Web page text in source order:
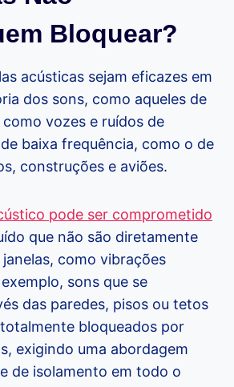
Bloquear?
acústicas sejam eficazes em
dos sons, como aqueles de
vozes e ruídos de
baixa frequência, como o de
construções e aviões.
pode ser comprometido
que não são diretamente
como vibrações
sons que se
das paredes, pisos ou tetos
bloqueados por
exigindo uma abordagem
de isolamento em todo o